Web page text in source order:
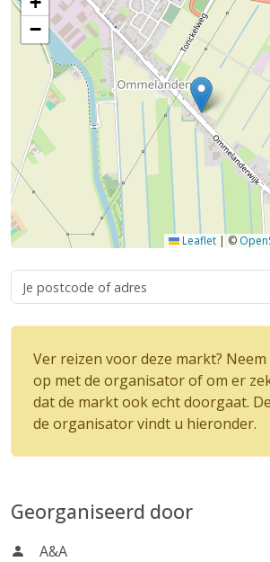
−
Leaflet | ©
Ver reizen voor deze markt?
op met de organisator of om er
dat de markt ook echt doorgaat.
de organisator vindt u hieronder.
Georganiseerd door
A&A